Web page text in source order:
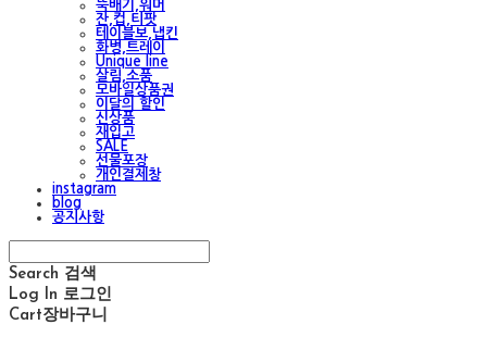
뚝배기,워머
잔,컵,티팟
테이블보,냅킨
화병,트레이
Unique line
살림,소품
모바일상품권
이달의 할인
신상품
재입고
SALE
선물포장
개인결제창
instagram
blog
공지사항
Search 검색
Log In 로그인
Cart장바구니